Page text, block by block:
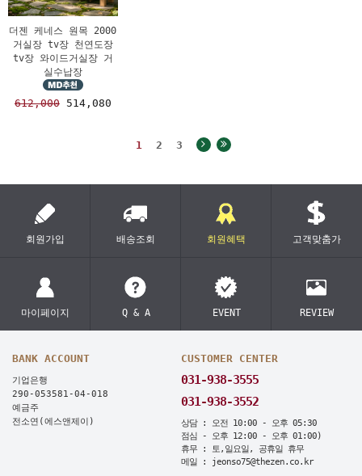
더젠 케네스 원목 2000
거실장 tv장 천연도장
tv장 와이드거실장 거
실수납장
612,000514,080
1 2 3
회원가입 배송조회 회원혜택 고객맞춤가
마이페이지 Q & A EVENT REVIEW
BANK ACCOUNT
기업은행
290-053581-04-018
예금주
전소연(에스앤제이)
CUSTOMER CENTER
031-938-3555
031-938-3552
상담 : 오전 10:00 - 오후 05:30
점심 - 오후 12:00 - 오후 01:00)
휴무 : 토,일요일, 공휴일 휴무
메일 : jeonso75@thezen.co.kr